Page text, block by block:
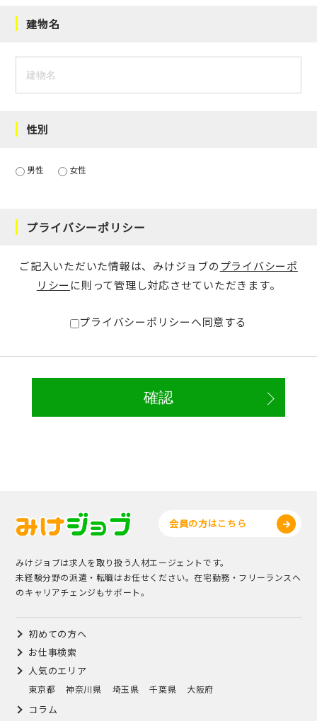
建物名
性別
男性 女性
プライバシーポリシー
ご記入いただいた情報は、みけジョブのプライバシーポ
リシー に則って管理し対応させていただきます。
プライバシーポリシーへ同意する
会員の方はこちら
みけジョブは求人を取り扱う人材エージェントです。
未経験分野の派遣・転職はお任せください。在宅勤務・フリーランスへ
のキャリアチェンジもサポート。
初めての方へ
お仕事検索
人気のエリア
東京都 神奈川県 埼玉県 千葉県 大阪府
コラム